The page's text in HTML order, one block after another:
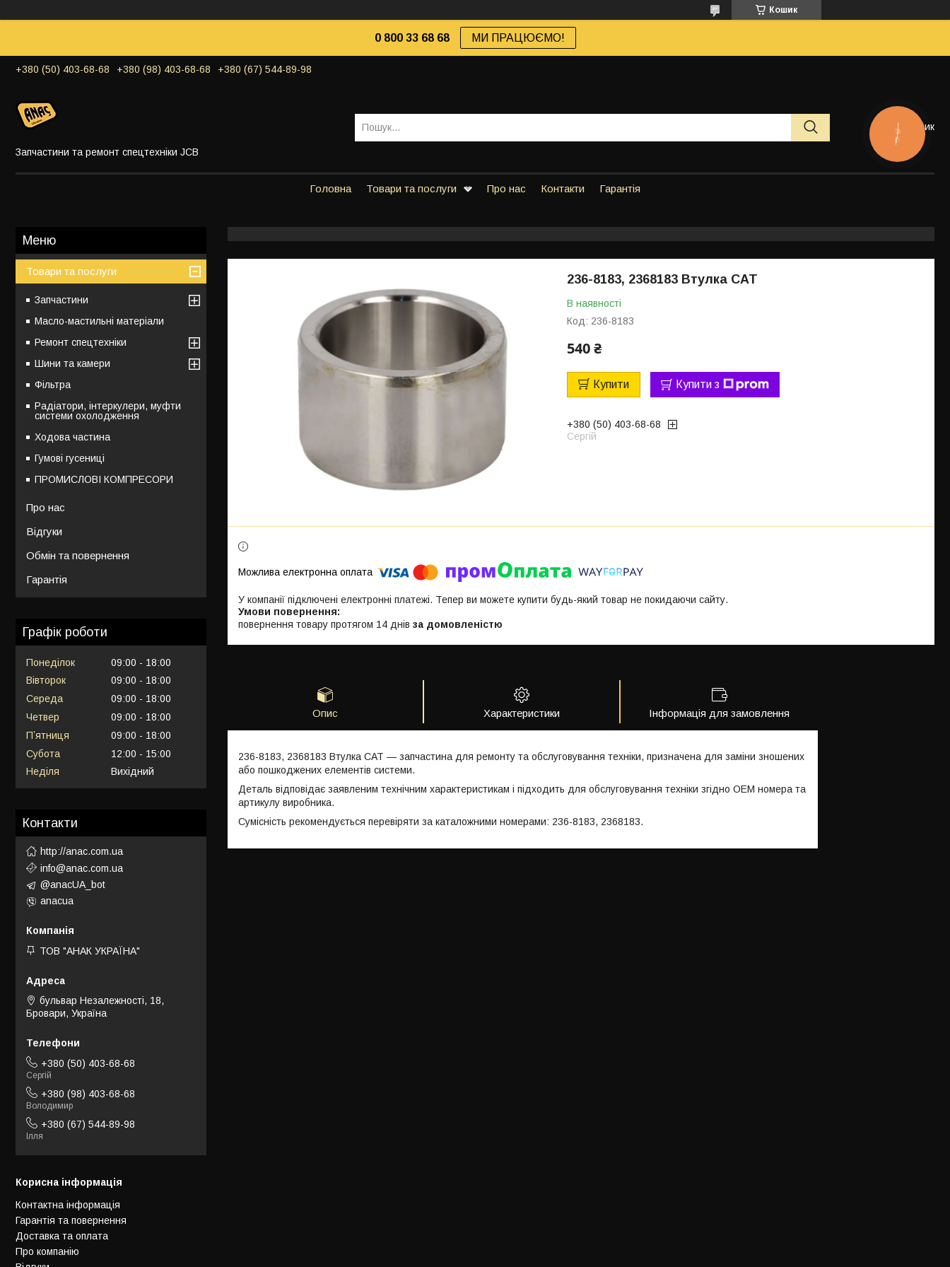
Кошик
0 800 33 68 68 МИ ПРАЦЮЄМО!
+380 (50) 403-68-68 +380 (98) 403-68-68 +380 (67) 544-89-98
Запчастини та ремонт спецтехніки JCB
Кошик
Головна Товари та послуги Про нас Контакти Гарантія
236-8183, 2368183 Втулка CAT
В наявності
Код: 236-8183
540 ₴
Купити Купити з
+380 (50) 403-68-68
Сергій
У компанії підключені електронні платежі. Тепер ви можете купити будь-який товар не покидаючи сайту.
повернення товару протягом 14 днів за домовленістю
Опис Характеристики Інформація для замовлення
236-8183, 2368183 Втулка CAT — запчастина для ремонту та обслуговування техніки, призначена для заміни зношених
або пошкоджених елементів системи.
Деталь відповідає заявленим технічним характеристикам і підходить для обслуговування техніки згідно OEM номера та
артикулу виробника.
Сумісність рекомендується перевіряти за каталожними номерами: 236-8183, 2368183.
Товари та послуги
Запчастини
Масло-мастильні матеріали
Ремонт спецтехніки
Шини та камери
Фільтра
Радіатори, інтеркулери, муфти
системи охолодження
Ходова частина
Гумові гусениці
ПРОМИСЛОВІ КОМПРЕСОРИ
Про нас
Відгуки
Обмін та повернення
Гарантія
Графік роботи
Понеділок 09:00
18:00
Вівторок
09:00
18:00
Середа
09:00
18:00
Четвер
09:00
18:00
Пʼятниця
09:00
18:00
Субота
12:00
15:00
Неділя
Вихідний
Контакти
http://anac.com.ua
info@anac.com.ua
@anacUA_bot
anacua
ТОВ "АНАК УКРАЇНА"
бульвар Незалежності, 18,
Бровари, Україна
+380 (50) 403-68-68
Сергій
+380 (98) 403-68-68
Володимир
+380 (67) 544-89-98
Ілля
Корисна інформація
Контактна інформація
Гарантія та повернення
Доставка та оплата
Про компанію
КНОПКА
ЗВ'ЯЗКУ